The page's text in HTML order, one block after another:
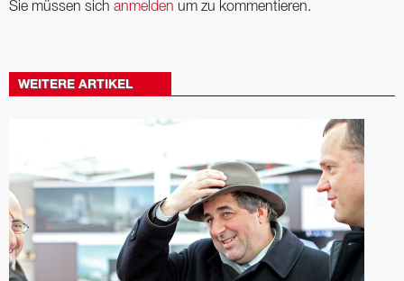
Sie müssen sich anmelden um zu kommentieren.
WEITERE ARTIKEL